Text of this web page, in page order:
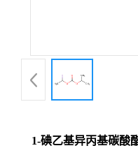
联
系
1-碘乙基异丙基碳酸